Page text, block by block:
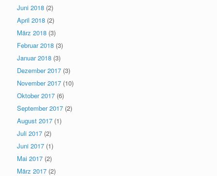
Juni 2018 (2)
April 2018 (2)
März 2018 (3)
Februar 2018 (3)
Januar 2018 (3)
Dezember 2017 (3)
November 2017 (10)
Oktober 2017 (6)
September 2017 (2)
August 2017 (1)
Juli 2017 (2)
Juni 2017 (1)
Mai 2017 (2)
März 2017 (2)